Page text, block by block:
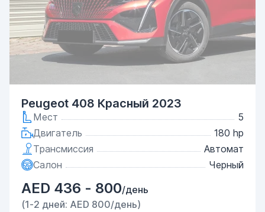
Peugeot 408 Красный 2023
Мест
5
Двигатель
180 hp
Трансмиссия
Автомат
Салон
Черный
AED 436 - 800/день
(1-2 дней: AED 800/день)